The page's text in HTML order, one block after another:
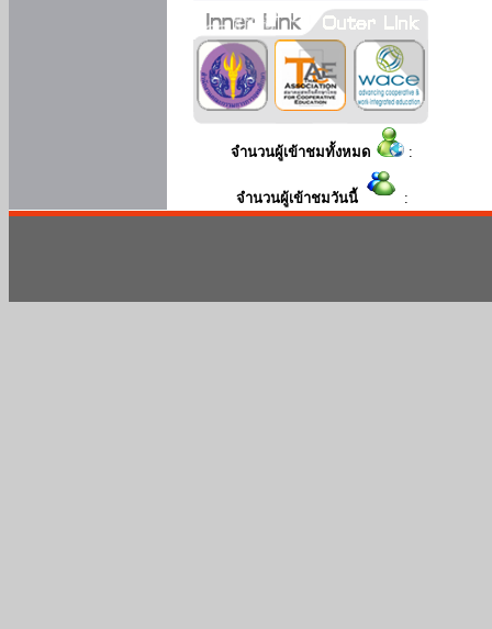
จำนวนผู้เข้าชมทั้งหมด :
จำนวนผู้เข้าชมวันนี้ :